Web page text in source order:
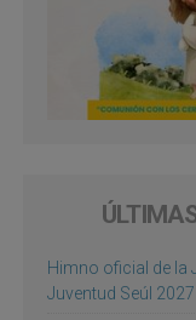
Himno oficial de la
Juventud Seúl 2027